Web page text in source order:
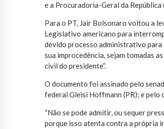
e a Procuradoria-Geral da República
Para o PT, Jair Bolsonaro voltou a
Legislativo americano para
devido processo administrativo para
sua improcedência, sejam tomadas
civil do presidente”.
O documento foi assinado pelo
federal Gleisi Hoffmann (PR); e pelo
“Não se pode admitir, ou sequer
porque isso atenta contra a própria